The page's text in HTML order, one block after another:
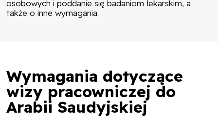
osobowych i poddanie się badaniom lekarskim, a
także o inne wymagania.
Wymagania dotyczące
wizy pracowniczej do
Arabii Saudyjskiej